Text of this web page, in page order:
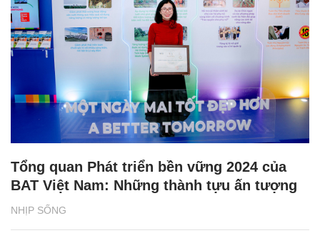
NHỊP SỐNG
Tổng quan Phát triển bền vững 2024 của
BAT Việt Nam: Những thành tựu ấn tượng